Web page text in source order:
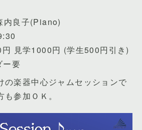
良子(Piano)
見学1000円 (学生500円引き)
要
の楽器中心ジャムセッションで
参加ＯＫ。